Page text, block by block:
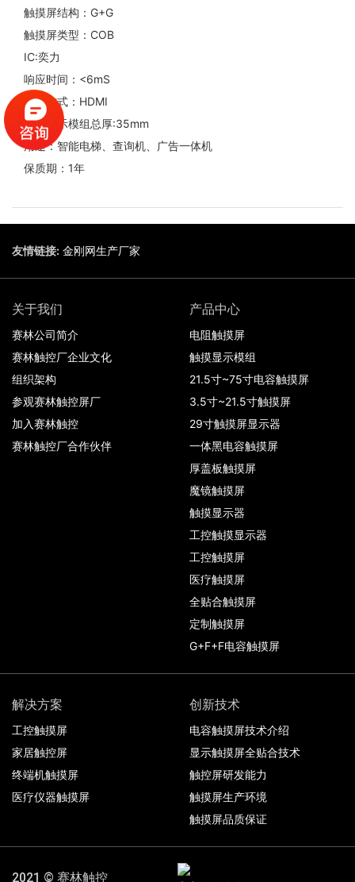
触摸屏结构：G+G
触摸屏类型：COB
IC:奕力
响应时间：<6mS
接口方式：HDMI
触摸显示模组总厚:35mm
用途：智能电梯、查询机、广告一体机
保质期：1年
友情链接: 金刚网生产厂家
关于我们
赛林公司简介
赛林触控厂企业文化
组织架构
参观赛林触控屏厂
加入赛林触控
赛林触控厂合作伙伴
产品中心
电阻触摸屏
触摸显示模组
21.5寸~75寸电容触摸屏
3.5寸~21.5寸触摸屏
29寸触摸屏显示器
一体黑电容触摸屏
厚盖板触摸屏
魔镜触摸屏
触摸显示器
工控触摸显示器
工控触摸屏
医疗触摸屏
全贴合触摸屏
定制触摸屏
G+F+F电容触摸屏
解决方案
工控触摸屏
家居触控屏
终端机触摸屏
医疗仪器触摸屏
创新技术
电容触摸屏技术介绍
显示触摸屏全贴合技术
触控屏研发能力
触摸屏生产环境
触摸屏品质保证
2021 © 赛林触控